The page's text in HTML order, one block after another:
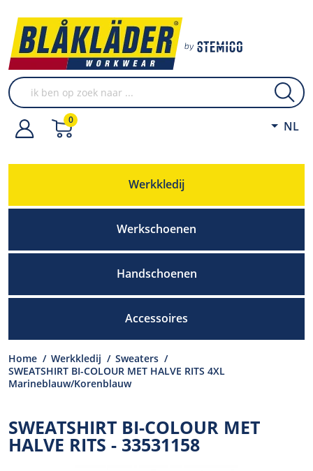
0 NL
Werkkledij
Werkschoenen
Handschoenen
Accessoires
Home / Werkkledij / Sweaters /
SWEATSHIRT BI-COLOUR MET HALVE RITS 4XL
Marineblauw/Korenblauw
SWEATSHIRT BI-COLOUR MET
HALVE RITS - 33531158